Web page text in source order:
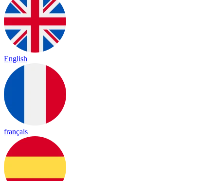
English
français